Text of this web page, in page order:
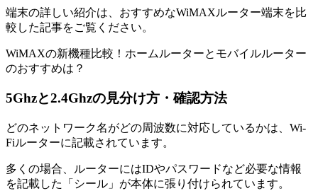
端末の詳しい紹介は、おすすめなWiMAXルーター端末を比
較した記事をご覧ください。
WiMAXの新機種比較！ホームルーターとモバイルルーター
のおすすめは？
5Ghzと2.4Ghzの見分け方・確認方法
どのネットワーク名がどの周波数に対応しているかは、Wi-
Fiルーターに記載されています。
多くの場合、ルーターにはIDやパスワードなど必要な情報
を記載した「シール」が本体に張り付けられています。